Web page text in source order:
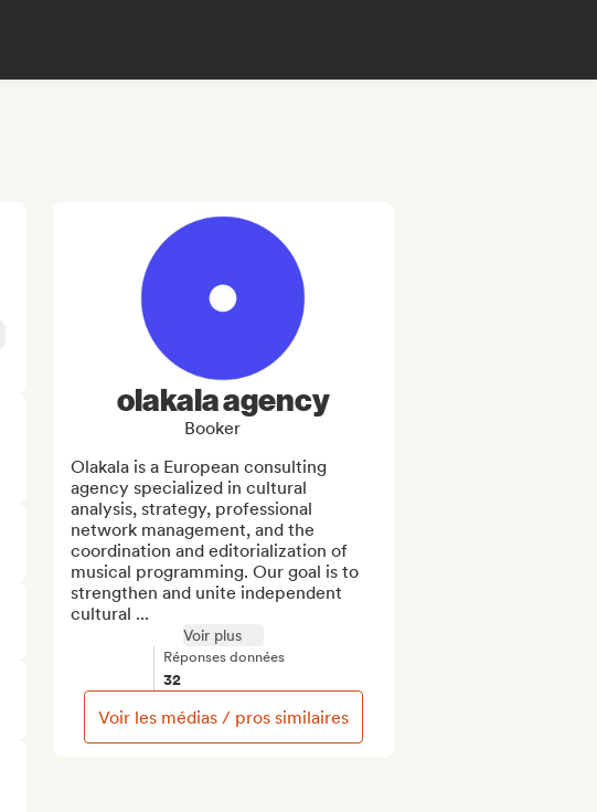
olakala agency
Booker
Olakala is a European consulting
agency specialized in cultural
analysis, strategy, professional
network management, and the
coordination and editorialization of
musical programming. Our goal is to
strengthen and unite independent
cultural ...
Voir plus
Réponses données
32
Voir les médias / pros similaires